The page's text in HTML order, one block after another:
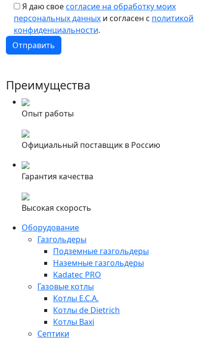
Я даю своесогласие на обработку моих
персональных данных и согласен с политикой
конфиденциальности.
Преимущества
Опыт работы
Официальный поставщик в Россию
Гарантия качества
Высокая скорость
Оборудование
Газгольдеры
Подземные газгольдеры
Наземные газгольдеры
Kadatec PRO
Газовые котлы
Котлы E.C.A.
Котлы de Dietrich
Котлы Baxi
Септики